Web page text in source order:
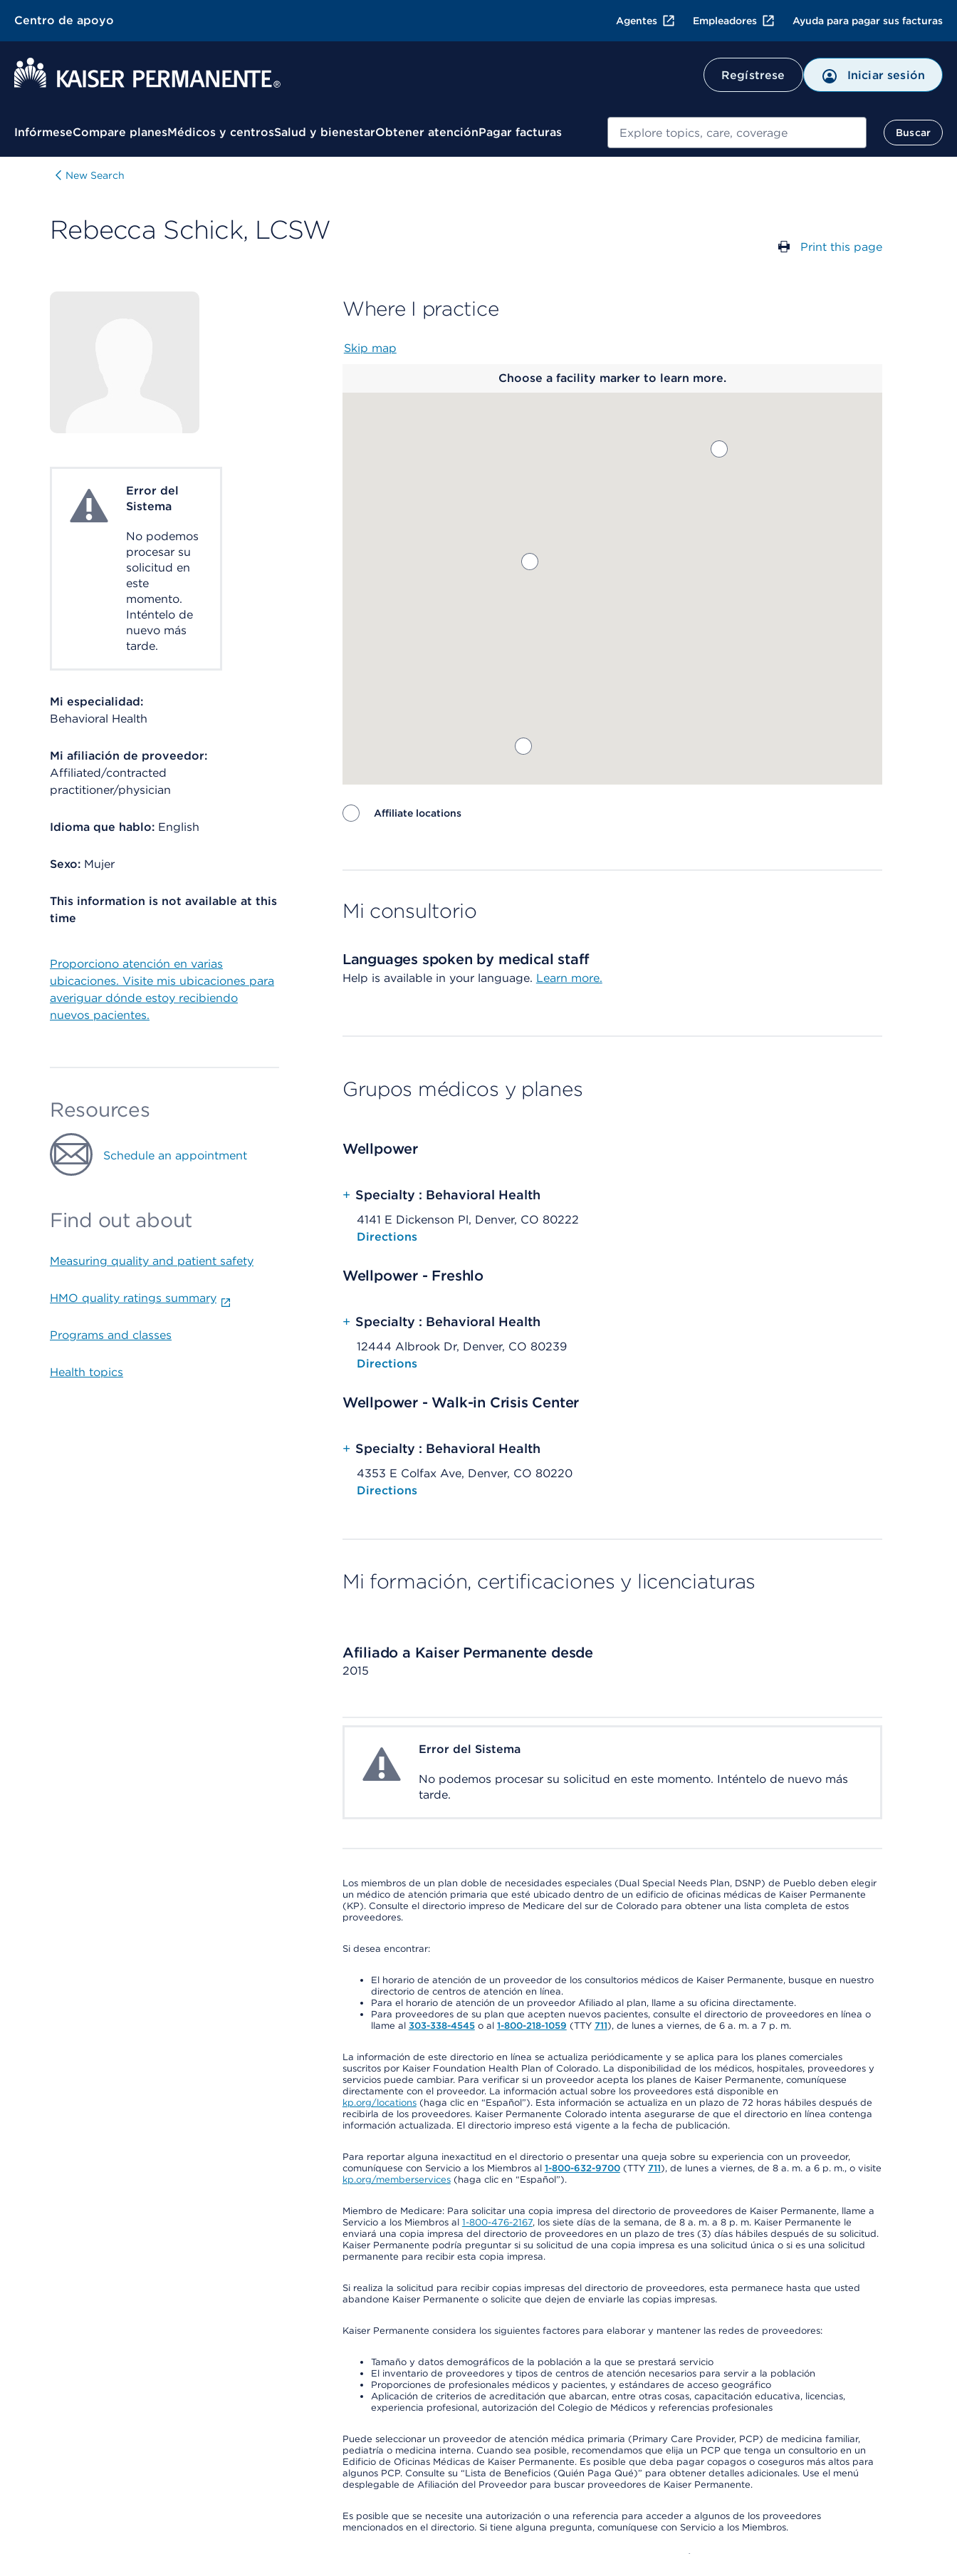
Centro de apoyo Agentes Empleadores Ayuda para pagar sus facturas
Regístrese Iniciar sesión
Menú contextual
InfórmeseCompare planesMédicos y centrosSalud y bienestarObtener atenciónPagar facturas Buscar
Buscar
New Search
Rebecca Schick, LCSW
Print this page
System ErrorError del
Sistema
No podemos
procesar su
solicitud en
este
momento.
Inténtelo de
nuevo más
tarde.
Mi especialidad:
Behavioral Health
Mi afiliación de proveedor:
Affiliated/contracted
practitioner/physician
Idioma que hablo: English
Sexo: Mujer
This information is not available at this
time
Proporciono atención en varias
ubicaciones. Visite mis ubicaciones para
averiguar dónde estoy recibiendo
nuevos pacientes.
Resources
Schedule an appointment
Find out about
Measuring quality and patient safety
HMO quality ratings summary
Programs and classes
Health topics
Where I practice
Skip map
Choose a facility marker to learn more.
Affiliate locations
Mi consultorio
Languages spoken by medical staff
Help is available in your language. Learn more.
Grupos médicos y planes
Wellpower
+ Specialty : Behavioral Health
4141 E Dickenson Pl, Denver, CO 80222
Opens native map application on mobile devices
Directions
Wellpower - Freshlo
+ Specialty : Behavioral Health
12444 Albrook Dr, Denver, CO 80239
Opens native map application on mobile devices
Directions
Wellpower - Walk-in Crisis Center
+ Specialty : Behavioral Health
4353 E Colfax Ave, Denver, CO 80220
Opens native map application on mobile devices
Directions
Mi formación, certificaciones y licenciaturas
Afiliado a Kaiser Permanente desde
2015
System ErrorError del Sistema
No podemos procesar su solicitud en este momento. Inténtelo de nuevo más
tarde.
Los miembros de un plan doble de necesidades especiales (Dual Special Needs Plan, DSNP) de Pueblo deben elegir
un médico de atención primaria que esté ubicado dentro de un edificio de oficinas médicas de Kaiser Permanente
(KP). Consulte el directorio impreso de Medicare del sur de Colorado para obtener una lista completa de estos
proveedores.
Si desea encontrar:
El horario de atención de un proveedor de los consultorios médicos de Kaiser Permanente, busque en nuestro
directorio de centros de atención en línea.
Para el horario de atención de un proveedor Afiliado al plan, llame a su oficina directamente.
Para proveedores de su plan que acepten nuevos pacientes, consulte el directorio de proveedores en línea o
llame al 303-338-4545o al 1-800-218-1059 (TTY 711), de lunes a viernes, de 6 a. m. a 7 p. m.
La información de este directorio en línea se actualiza periódicamente y se aplica para los planes comerciales
suscritos por Kaiser Foundation Health Plan of Colorado. La disponibilidad de los médicos, hospitales, proveedores y
servicios puede cambiar. Para verificar si un proveedor acepta los planes de Kaiser Permanente, comuníquese
directamente con el proveedor. La información actual sobre los proveedores está disponible en
kp.org/locations(haga clic en “Español”). Esta información se actualiza en un plazo de 72 horas hábiles después de
recibirla de los proveedores. Kaiser Permanente Colorado intenta asegurarse de que el directorio en línea contenga
información actualizada. El directorio impreso está vigente a la fecha de publicación.
Para reportar alguna inexactitud en el directorio o presentar una queja sobre su experiencia con un proveedor,
comuníquese con Servicio a los Miembros al 1-800-632-9700(TTY 711), de lunes a viernes, de 8 a. m. a 6 p. m., o visite
kp.org/memberservices(haga clic en “Español”).
Miembro de Medicare: Para solicitar una copia impresa del directorio de proveedores de Kaiser Permanente, llame a
Servicio a los Miembros al 1-800-476-2167, los siete días de la semana, de 8 a. m. a 8 p. m. Kaiser Permanente le
enviará una copia impresa del directorio de proveedores en un plazo de tres (3) días hábiles después de su solicitud.
Kaiser Permanente podría preguntar si su solicitud de una copia impresa es una solicitud única o si es una solicitud
permanente para recibir esta copia impresa.
Si realiza la solicitud para recibir copias impresas del directorio de proveedores, esta permanece hasta que usted
abandone Kaiser Permanente o solicite que dejen de enviarle las copias impresas.
Kaiser Permanente considera los siguientes factores para elaborar y mantener las redes de proveedores:
Tamaño y datos demográficos de la población a la que se prestará servicio
El inventario de proveedores y tipos de centros de atención necesarios para servir a la población
Proporciones de profesionales médicos y pacientes, y estándares de acceso geográfico
Aplicación de criterios de acreditación que abarcan, entre otras cosas, capacitación educativa, licencias,
experiencia profesional, autorización del Colegio de Médicos y referencias profesionales
Puede seleccionar un proveedor de atención médica primaria (Primary Care Provider, PCP) de medicina familiar,
pediatría o medicina interna. Cuando sea posible, recomendamos que elija un PCP que tenga un consultorio en un
Edificio de Oficinas Médicas de Kaiser Permanente. Es posible que deba pagar copagos o coseguros más altos para
algunos PCP. Consulte su “Lista de Beneficios (Quién Paga Qué)” para obtener detalles adicionales. Use el menú
desplegable de Afiliación del Proveedor para buscar proveedores de Kaiser Permanente.
Es posible que se necesite una autorización o una referencia para acceder a algunos de los proveedores
mencionados en el directorio. Si tiene alguna pregunta, comuníquese con Servicio a los Miembros.